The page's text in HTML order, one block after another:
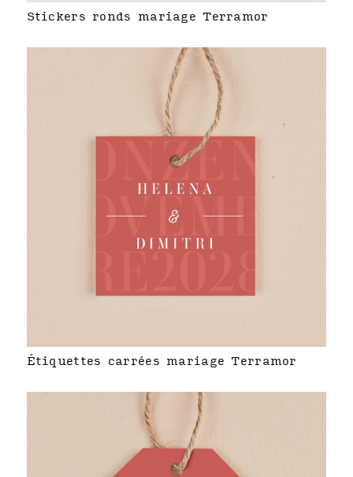
Stickers ronds mariage Terramor
Étiquettes carrées mariage Terramor